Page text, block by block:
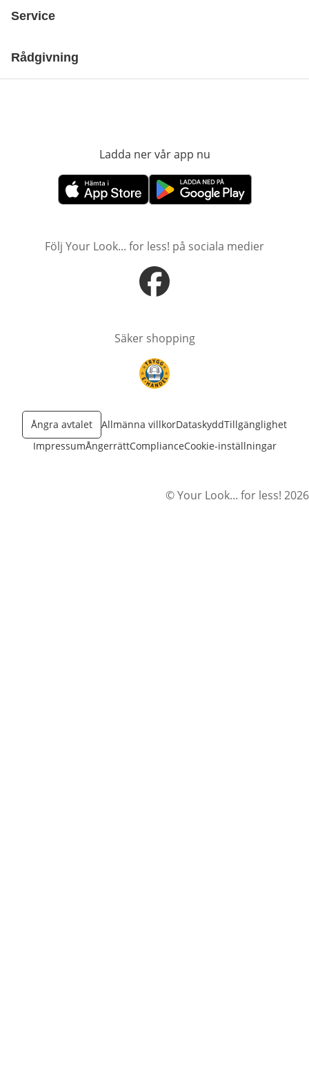
Service
Rådgivning
Ladda ner vår app nu
öppnas i nytt fönsteröppnas i nytt fönster
Följ Your Look... for less! på sociala medier
öppnas i nytt fönster
Säker shopping
öppnas i nytt fönster
Ångra avtalet Allmänna villkorDataskyddTillgänglighet
ImpressumÅngerrättComplianceCookie-inställningar
© Your Look... for less! 2026